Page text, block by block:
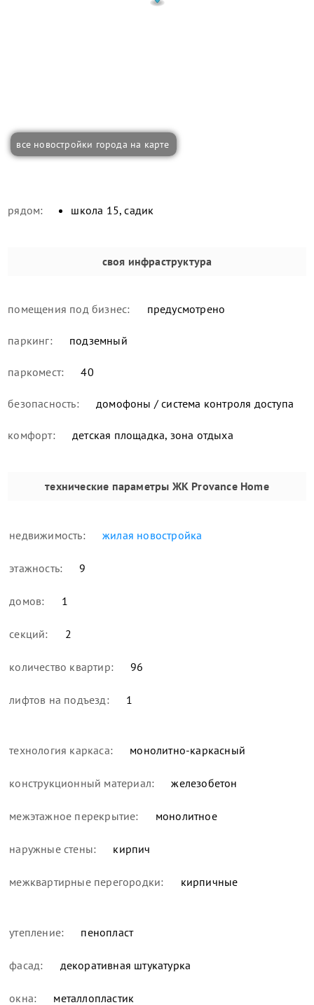
все новостройки города на карте
рядом: школа 15, садик
своя инфраструктура
помещения под бизнес: предусмотрено
паркинг: подземный
паркомест: 40
безопасность: домофоны / система контроля доступа
комфорт: детская площадка, зона отдыха
технические параметры ЖК Provance Home
недвижимость: жилая новостройка
этажность: 9
домов: 1
секций: 2
количество квартир: 96
лифтов на подъезд: 1
технология каркаса: монолитно-каркасный
конструкционный материал: железобетон
межэтажное перекрытие: монолитное
наружные стены: кирпич
межквартирные перегородки: кирпичные
утепление: пенопласт
фасад: декоративная штукатурка
окна: металлопластик